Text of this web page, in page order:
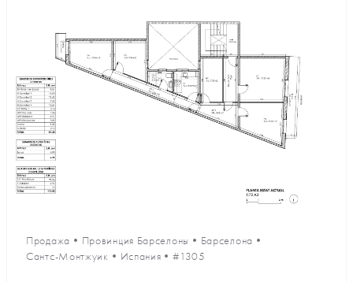
Продажа • Провинция Барселоны • Барселона •
Сантс-Монтжуик • Испания •#1305